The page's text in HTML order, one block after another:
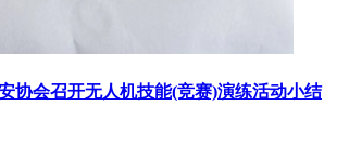
协会召开无人机技能(竞赛)演练活动小结